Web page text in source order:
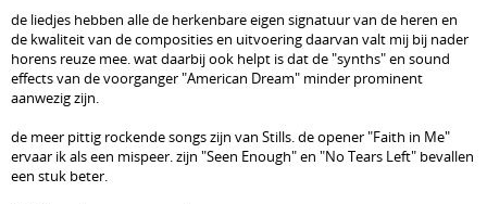
de liedjes hebben alle de herkenbare eigen signatuur van de heren en
de kwaliteit van de composities en uitvoering daarvan valt mij bij nader
horens reuze mee. wat daarbij ook helpt is dat de "synths" en sound
effects van de voorganger "American Dream" minder prominent
aanwezig zijn.
de meer pittig rockende songs zijn van Stills. de opener "Faith in Me"
ervaar ik als een mispeer. zijn "Seen Enough" en "No Tears Left" bevallen
een stuk beter.